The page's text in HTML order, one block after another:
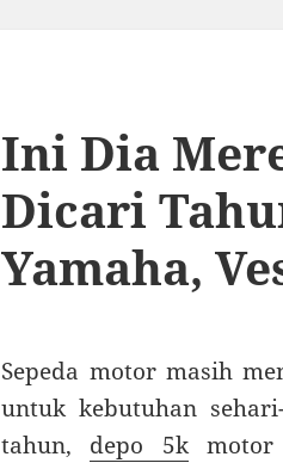
Ini Dia
Dicari
Yamaha,
Sepeda motor masih
untuk kebutuhan
tahun, depo 5kmotor